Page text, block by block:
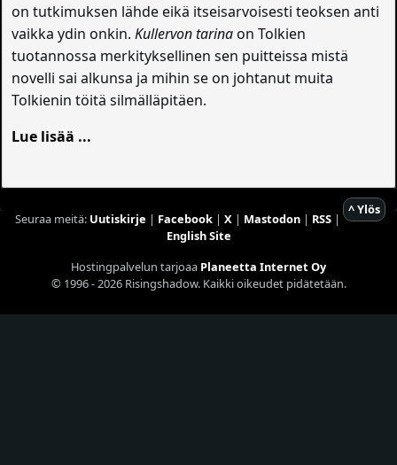
on tutkimuksen lähde eikä itseisarvoisesti teoksen anti
vaikka ydin onkin.Kullervon tarinaon Tolkien
tuotannossa merkityksellinen sen puitteissa mistä
novelli sai alkunsa ja mihin se on johtanut muita
Tolkienin töitä silmälläpitäen.
Lue lisää ...
^ Ylös
Seuraa meitä: Uutiskirje | Facebook| X| Mastodon| RSS|
English Site
Hostingpalvelun tarjoaa Planeetta Internet Oy
© 1996 - 2026 Risingshadow. Kaikki oikeudet pidätetään.